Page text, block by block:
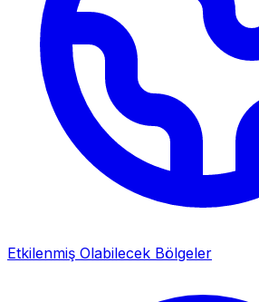
Etkilenmiş Olabilecek Bölgeler